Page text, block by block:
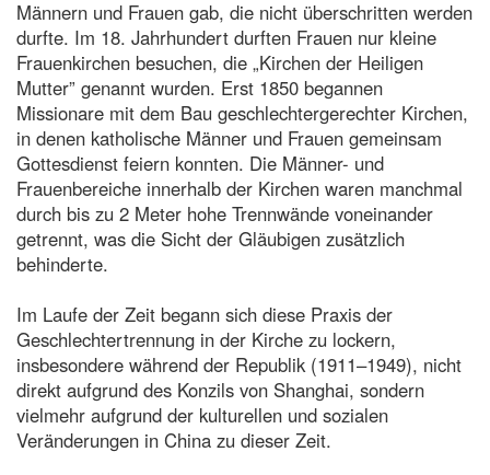
Männern und Frauen gab, die nicht überschritten werden
durfte. Im 18. Jahrhundert durften Frauen nur kleine
Frauenkirchen besuchen, die „Kirchen der Heiligen
Mutter” genannt wurden. Erst 1850 begannen
Missionare mit dem Bau geschlechtergerechter Kirchen,
in denen katholische Männer und Frauen gemeinsam
Gottesdienst feiern konnten. Die Männer- und
Frauenbereiche innerhalb der Kirchen waren manchmal
durch bis zu 2 Meter hohe Trennwände voneinander
getrennt, was die Sicht der Gläubigen zusätzlich
behinderte.
Im Laufe der Zeit begann sich diese Praxis der
Geschlechtertrennung in der Kirche zu lockern,
insbesondere während der Republik (1911–1949), nicht
direkt aufgrund des Konzils von Shanghai, sondern
vielmehr aufgrund der kulturellen und sozialen
Veränderungen in China zu dieser Zeit.